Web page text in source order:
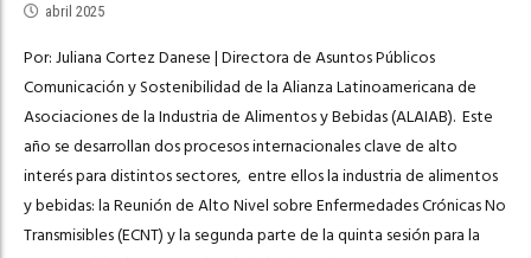
abril 2025
Por: Juliana Cortez Danese | Directora de Asuntos Públicos
Comunicación y Sostenibilidad de la Alianza Latinoamericana de
Asociaciones de la Industria de Alimentos y Bebidas (ALAIAB). Este
año se desarrollan dos procesos internacionales clave de alto
interés para distintos sectores, entre ellos la industria de alimentos
y bebidas: la Reunión de Alto Nivel sobre Enfermedades Crónicas No
Transmisibles (ECNT) y la segunda parte de la quinta sesión para la